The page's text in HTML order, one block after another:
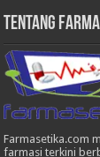
Tentang
Farmasetika.com
farmasi terkini